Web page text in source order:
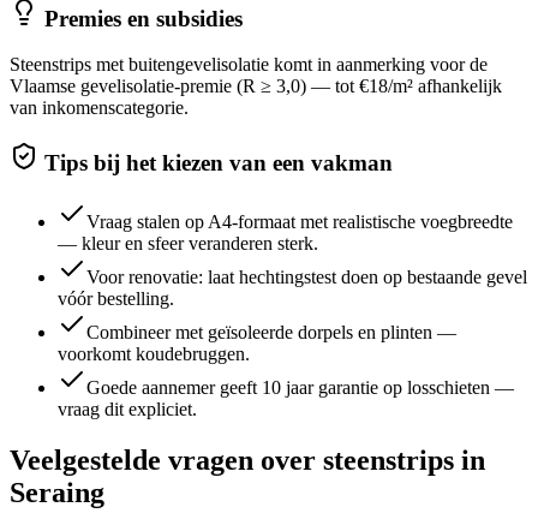
Premies en subsidies
Steenstrips met buitengevelisolatie komt in aanmerking voor de
Vlaamse gevelisolatie-premie (R ≥ 3,0) — tot €18/m² afhankelijk
van inkomenscategorie.
Tips bij het kiezen van een vakman
Vraag stalen op A4-formaat met realistische voegbreedte
— kleur en sfeer veranderen sterk.
Voor renovatie: laat hechtingstest doen op bestaande gevel
vóór bestelling.
Combineer met geïsoleerde dorpels en plinten —
voorkomt koudebruggen.
Goede aannemer geeft 10 jaar garantie op losschieten —
vraag dit expliciet.
Veelgestelde vragen over steenstrips in
Seraing